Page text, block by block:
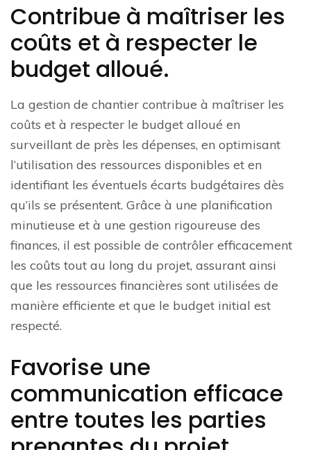
Contribue à maîtriser les
coûts et à respecter le
budget alloué.
La gestion de chantier contribue à maîtriser les
coûts et à respecter le budget alloué en
surveillant de près les dépenses, en optimisant
l’utilisation des ressources disponibles et en
identifiant les éventuels écarts budgétaires dès
qu’ils se présentent. Grâce à une planification
minutieuse et à une gestion rigoureuse des
finances, il est possible de contrôler efficacement
les coûts tout au long du projet, assurant ainsi
que les ressources financières sont utilisées de
manière efficiente et que le budget initial est
respecté.
Favorise une
communication efficace
entre toutes les parties